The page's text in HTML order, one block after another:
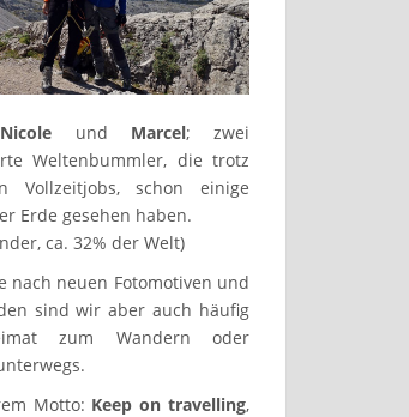
Nicole und Marcel; zwei
Weltenbummler, die trotz
Vollzeitjobs, schon einige
Erde gesehen haben.
ca. 32% der Welt)
nach neuen Fotomotiven und
sind wir aber auch häufig
zum Wandern oder
Motto: Keep on travelling,